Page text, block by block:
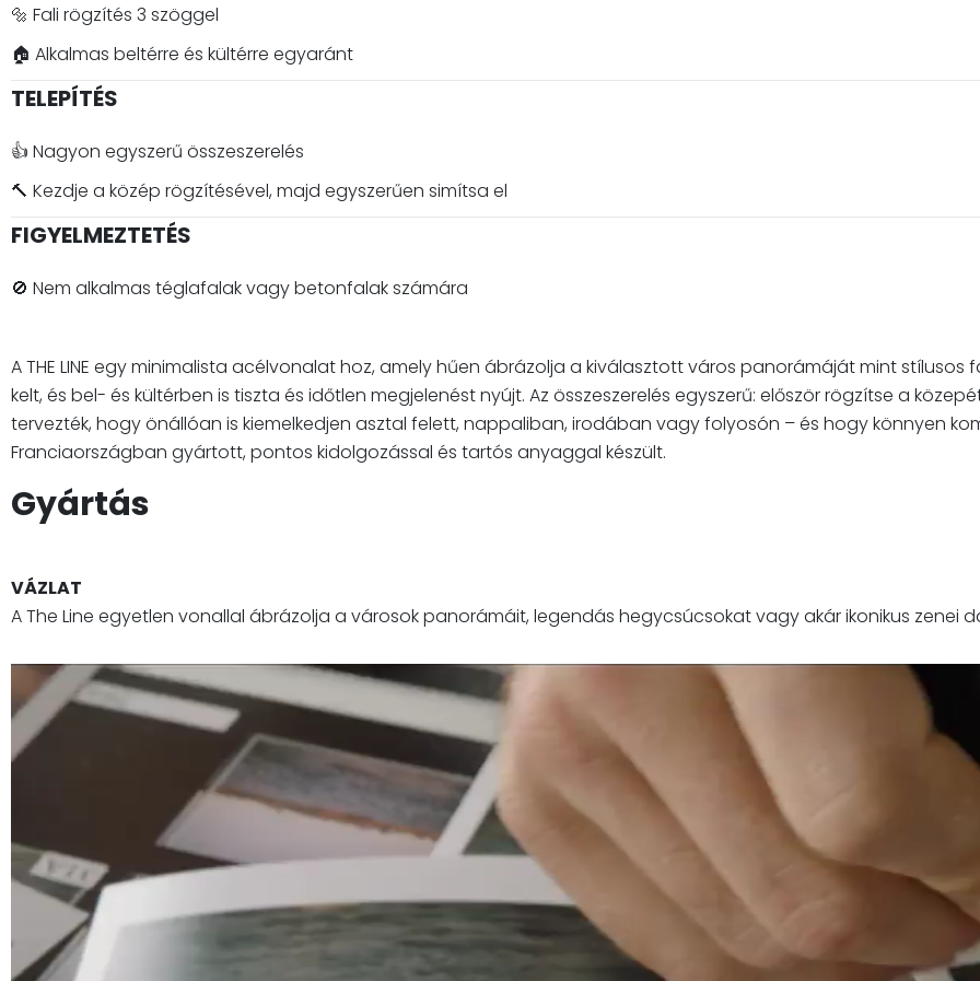
🔩 Fali rögzítés 3 szöggel
🏠 Alkalmas beltérre és kültérre egyaránt
TELEPÍTÉS
👍 Nagyon egyszerű összeszerelés
🔨 Kezdje a közép rögzítésével, majd egyszerűen simítsa el
FIGYELMEZTETÉS
🚫 Nem alkalmas téglafalak vagy betonfalak számára
A THE LINE egy minimalista acélvonalat hoz, amely hűen ábrázolja a kiválasztott város panorámáját mint
kelt, és bel- és kültérben is tiszta és időtlen megjelenést nyújt. Az összeszerelés egyszerű: először rögzítse a
tervezték, hogy önállóan is kiemelkedjen asztal felett, nappaliban, irodában vagy folyosón – és hogy könnyen
Franciaországban gyártott, pontos kidolgozással és tartós anyaggal készült.
Gyártás
VÁZLAT
A The Line egyetlen vonallal ábrázolja a városok panorámáit, legendás hegycsúcsokat vagy akár ikonikus zenei